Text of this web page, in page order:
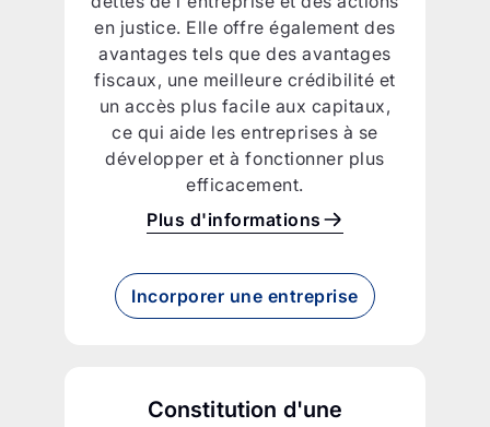
en justice. Elle offre également des
avantages tels que des avantages
fiscaux, une meilleure crédibilité et
un accès plus facile aux capitaux,
ce qui aide les entreprises à se
développer et à fonctionner plus
efficacement.
Plus d'informations
Incorporer une entreprise
Constitution d'une